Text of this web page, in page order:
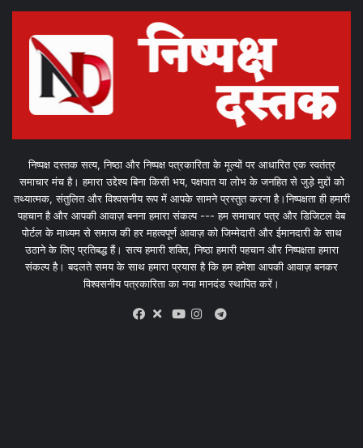
निष्पक्ष दस्तक सत्य, निष्ठा और निष्पक्ष पत्रकारिता के मूल्यों पर आधारित एक स्वतंत्र
समाचार मंच है। हमारा उद्देश्य बिना किसी भय, पक्षपात या लोभ के जनहित से जुड़े मुद्दों को
तथ्यात्मक, संतुलित और विश्वसनीय रूप में आपके सामने प्रस्तुत करना है।निष्पक्षता ही हमारी
पहचान है और आपकी आवाज़ बनना हमारा संकल्प --- हम समाचार पत्र और डिजिटल वेब
पोर्टल के माध्यम से समाज की हर महत्वपूर्ण आवाज़ को जिम्मेदारी और ईमानदारी के साथ
उठाने के लिए प्रतिबद्ध हैं। सत्य हमारी शक्ति, निष्ठा हमारी पहचान और निष्पक्षता हमारा
संकल्प है। बदलते समय के साथ हमारा प्रयास है कि हम हमेशा आपकी आवाज़ बनकर
विश्वसनीय पत्रकारिता का नया मानदंड स्थापित करें।
X
Telegram